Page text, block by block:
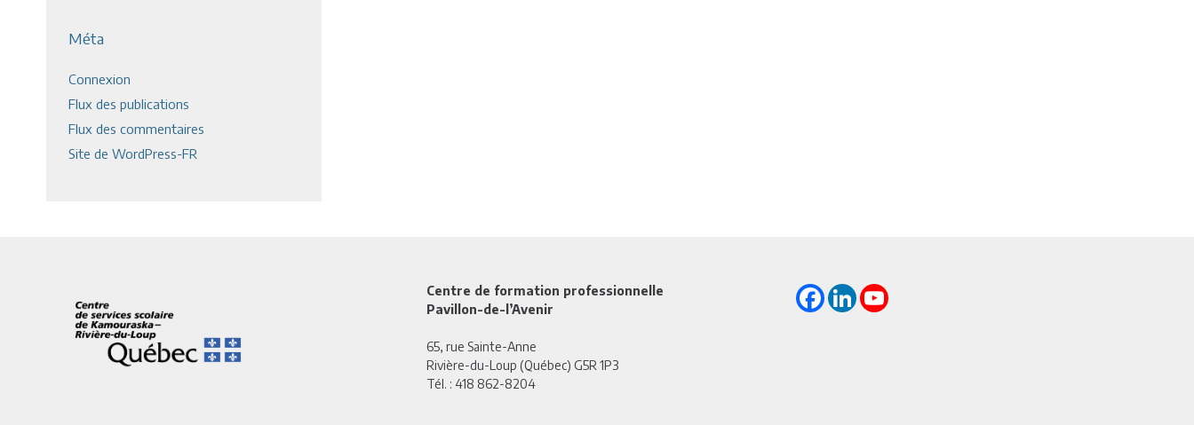
Méta
Connexion
Flux des publications
Flux des commentaires
Site de WordPress-FR
Centre de formation professionnelle
Pavillon-de-l’Avenir
65, rue Sainte-Anne
Rivière-du-Loup (Québec) G5R 1P3
Tél. : 418 862-8204